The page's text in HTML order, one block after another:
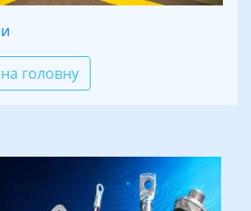
головну